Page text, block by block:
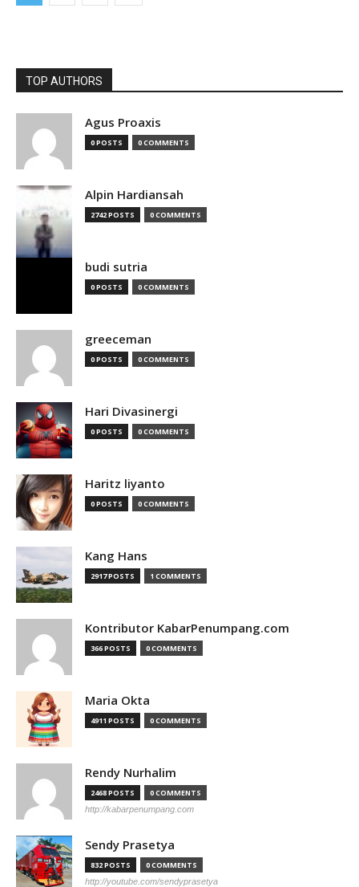
TOP AUTHORS
Agus Proaxis
0 POSTS 0 COMMENTS
Alpin Hardiansah
2742 POSTS 0 COMMENTS
budi sutria
0 POSTS 0 COMMENTS
greeceman
0 POSTS 0 COMMENTS
Hari Divasinergi
0 POSTS 0 COMMENTS
Haritz liyanto
0 POSTS 0 COMMENTS
Kang Hans
2917 POSTS 1 COMMENTS
Kontributor KabarPenumpang.com
366 POSTS 0 COMMENTS
Maria Okta
4911 POSTS 0 COMMENTS
Rendy Nurhalim
2468 POSTS 0 COMMENTS
http://kabarpenumpang.com
Sendy Prasetya
832 POSTS 0 COMMENTS
http://youtube.com/sendyprasetya